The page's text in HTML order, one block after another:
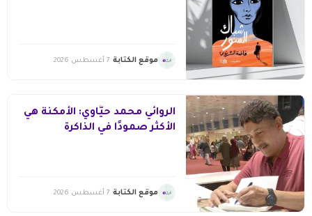
موقع الكتابة 7 أغسطس 2026
الروائي محمد حيَّاوي: الأمكنة هي
الأكثر صمودًا في الذاكرة
موقع الكتابة 7 أغسطس 2026